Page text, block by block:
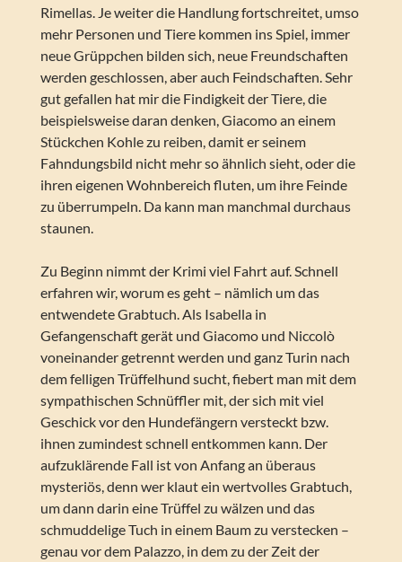
Rimellas. Je weiter die Handlung fortschreitet, umso
mehr Personen und Tiere kommen ins Spiel, immer
neue Grüppchen bilden sich, neue Freundschaften
werden geschlossen, aber auch Feindschaften. Sehr
gut gefallen hat mir die Findigkeit der Tiere, die
beispielsweise daran denken, Giacomo an einem
Stückchen Kohle zu reiben, damit er seinem
Fahndungsbild nicht mehr so ähnlich sieht, oder die
ihren eigenen Wohnbereich fluten, um ihre Feinde
zu überrumpeln. Da kann man manchmal durchaus
staunen.
Zu Beginn nimmt der Krimi viel Fahrt auf. Schnell
erfahren wir, worum es geht – nämlich um das
entwendete Grabtuch. Als Isabella in
Gefangenschaft gerät und Giacomo und Niccolò
voneinander getrennt werden und ganz Turin nach
dem felligen Trüffelhund sucht, fiebert man mit dem
sympathischen Schnüffler mit, der sich mit viel
Geschick vor den Hundefängern versteckt bzw.
ihnen zumindest schnell entkommen kann. Der
aufzuklärende Fall ist von Anfang an überaus
mysteriös, denn wer klaut ein wertvolles Grabtuch,
um dann darin eine Trüffel zu wälzen und das
schmuddelige Tuch in einem Baum zu verstecken –
genau vor dem Palazzo, in dem zu der Zeit der